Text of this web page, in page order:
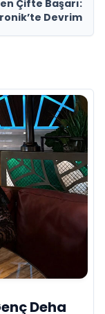
Çifte Başarı:
Devrim
Deha